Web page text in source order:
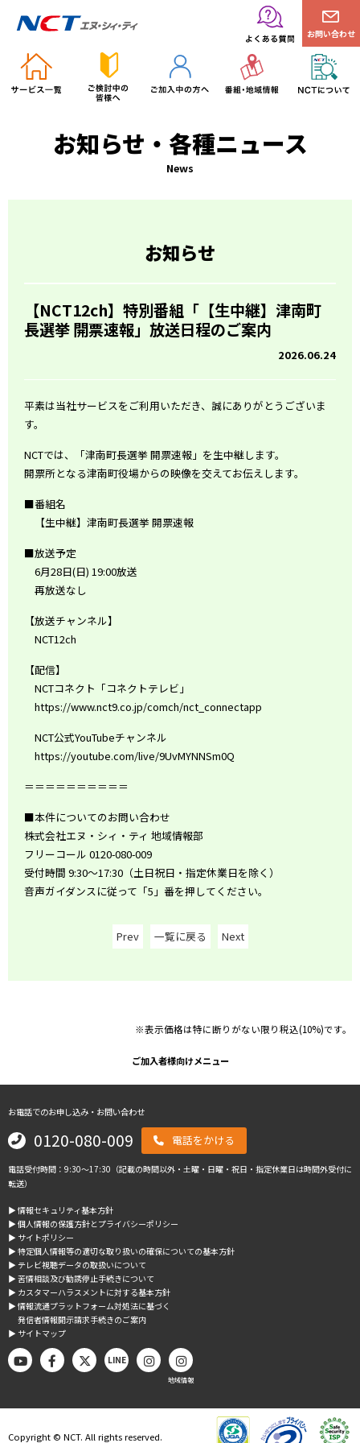
お問い合わせ
お知らせ・各種ニュース
News
お知らせ
【NCT12ch】特別番組「【生中継】津南町
長選挙 開票速報」放送日程のご案内
2026.06.24
平素は当社サービスをご利用いただき、誠にありがとうございま
す。
NCTでは、「津南町長選挙 開票速報」を生中継します。
開票所となる津南町役場からの映像を交えてお伝えします。
■番組名
【生中継】津南町長選挙 開票速報
■放送予定
6月28日(日) 19:00放送
再放送なし
【放送チャンネル】
NCT12ch
【配信】
NCTコネクト「コネクトテレビ」
https://www.nct9.co.jp/comch/nct_connectapp
NCT公式YouTubeチャンネル
https://youtube.com/live/9UvMYNNSm0Q
＝＝＝＝＝＝＝＝＝＝
■本件についてのお問い合わせ
株式会社エヌ・シィ・ティ 地域情報部
フリーコール 0120-080-009
受付時間 9:30～17:30（土日祝日・指定休業日を除く）
音声ガイダンスに従って「5」番を押してください。
Prev 一覧に戻る Next
※表示価格は特に断りがない限り税込(10%)です。
ご加入者様向けメニュー
お電話でのお申し込み・お問い合わせ
0120-080-009 電話をかける
電話受付時間：9:30～17:30（記載の時間以外・土曜・日曜・祝日・指定休業日は時間外受付に
転送）
▶︎ 情報セキュリティ基本方針
▶︎ 個人情報の保護方針とプライバシーポリシー
▶︎ サイトポリシー
▶︎ 特定個人情報等の適切な取り扱いの確保についての基本方針
▶︎ テレビ視聴データの取扱いについて
▶︎ 苦情相談及び勧誘停止手続きについて
▶︎ カスタマーハラスメントに対する基本方針
▶︎ 情報流通プラットフォーム対処法に基づく
発信者情報開示請求手続きのご案内
▶︎ サイトマップ
LINE
地域情報
Copyright © NCT. All rights reserved.